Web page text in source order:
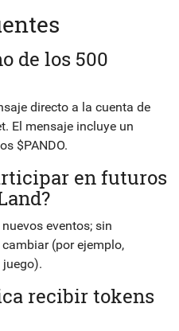
de los 500
directo a la cuenta de
El mensaje incluye un
$PANDO.
en futuros
eventos; sin
(por ejemplo,
juego).
recibir tokens